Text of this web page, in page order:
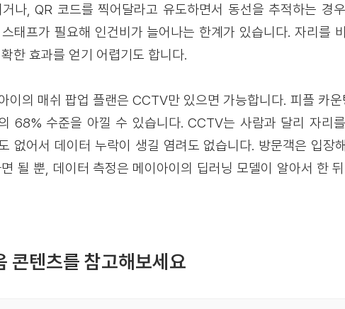
나, QR 코드를 찍어달라고 유도하면서 동선을 추적하는 경
태프가 필요해 인건비가 늘어나는 한계가 있습니다. 자리를
한 효과를 얻기 어렵기도 합니다.
이의 매쉬 팝업 플랜은 CCTV만 있으면 가능합니다. 피플 카
68% 수준을 아낄 수 있습니다. CCTV는 사람과 달리 자리
없어서 데이터 누락이 생길 염려도 없습니다. 방문객은 입장
될 뿐, 데이터 측정은 메이아이의 딥러닝 모델이 알아서 한
콘텐츠를 참고해보세요